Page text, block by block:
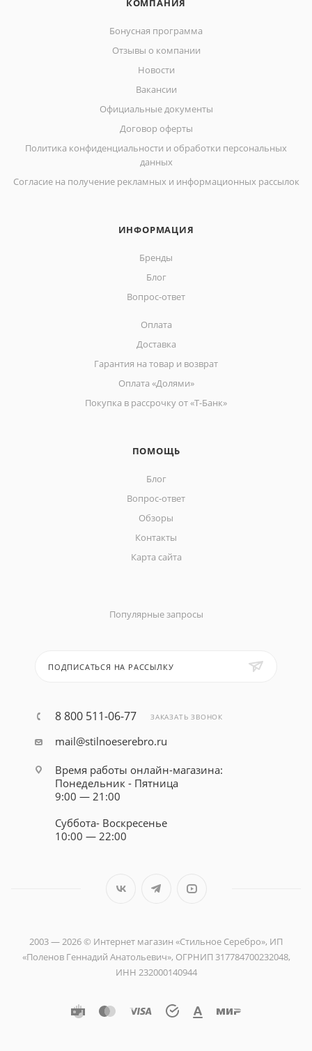
КОМПАНИЯ
Бонусная программа
Отзывы о компании
Новости
Вакансии
Официальные документы
Договор оферты
Политика конфиденциальности и обработки персональных
данных
Согласие на получение рекламных и информационных рассылок
ИНФОРМАЦИЯ
Бренды
Блог
Вопрос-ответ
Оплата
Доставка
Гарантия на товар и возврат
Оплата «Долями»
Покупка в рассрочку от «Т-Банк»
ПОМОЩЬ
Блог
Вопрос-ответ
Обзоры
Контакты
Карта сайта
Популярные запросы
ПОДПИСАТЬСЯ НА РАССЫЛКУ
8 800 511-06-77 ЗАКАЗАТЬ ЗВОНОК
mail@stilnoeserebro.ru
Время работы онлайн-магазина:
Понедельник - Пятница
9:00 — 21:00
Суббота- Воскресенье
10:00 — 22:00
2003 — 2026 © Интернет магазин «Стильное Серебро», ИП
«Поленов Геннадий Анатольевич», ОГРНИП 317784700232048,
ИНН 232000140944